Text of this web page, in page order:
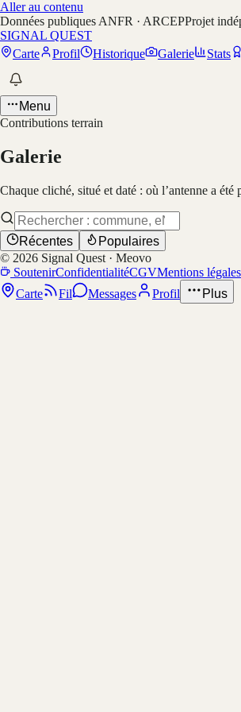
Aller au contenu
Données publiques ANFR · ARCEPProjet
SIGNAL QUEST
Carte
Profil Historique Galerie Stats
Menu
Contributions terrain
Galerie
Chaque cliché, situé et daté : où l’antenne a
Récentes
Populaires
© 2026 Signal Quest · Meovo
SoutenirConfidentialitéCGVMentions légales
Carte
Fil Messages Profil Plus